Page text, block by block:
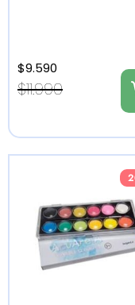
$11.990
$9.590